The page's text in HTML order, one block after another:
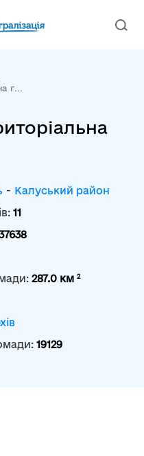
г...
- Калуський район
11
287.0 км 2
19129